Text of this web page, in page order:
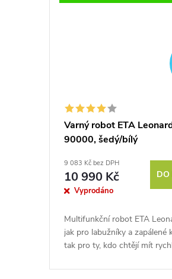
Varný robot ETA
90000, šedý/bílý
9 083 Kč bez DPH
10 990 Kč
Vyprodáno
DO
Multifunkční robot ETA
jak pro labužníky a zapálené
tak pro ty, kdo chtějí mít
spotřebičů a obsahuje 15...